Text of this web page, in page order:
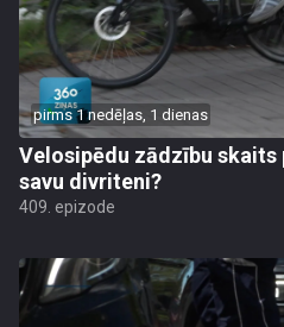
pirms 1 nedēļas, 1 dienas
Velosipēdu zādzību skaits
savu divriteni?
409. epizode